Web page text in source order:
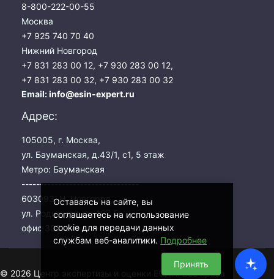
Оставаясь на сайте, вы
соглашаетесь на использование
cookie для передачи данных
службам веб-аналитики. Подробнее
Принять
8-800-222-00-55
Москва
+7 925 740 70 40
Нижний Новгород
+7 831 283 00 12, +7 930 283 00 12,
+7 831 283 00 32, +7 930 283 00 32
Email:info@esin-expert.ru
Адрес:
105005, г. Москва,
ул. Бауманская, д.43/1, с1, 5 этаж
Метро: Бауманская
--------------------------------
603093, Н. Новгород,
ул. Родионова, д. 167 Б,
офис 303
© 2026 Центр экспертизы и оценки ЕСИН. Все права